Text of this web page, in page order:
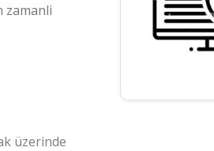
zamanli
üzerinde